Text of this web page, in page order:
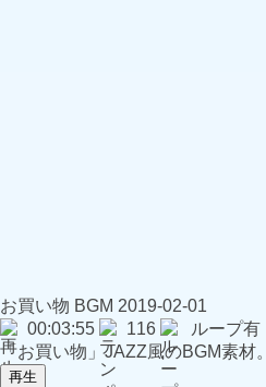
お買い物 BGM 2019-02-01
00:03:55
116
ループ有
「お買い物」JAZZ風のBGM素材
再生